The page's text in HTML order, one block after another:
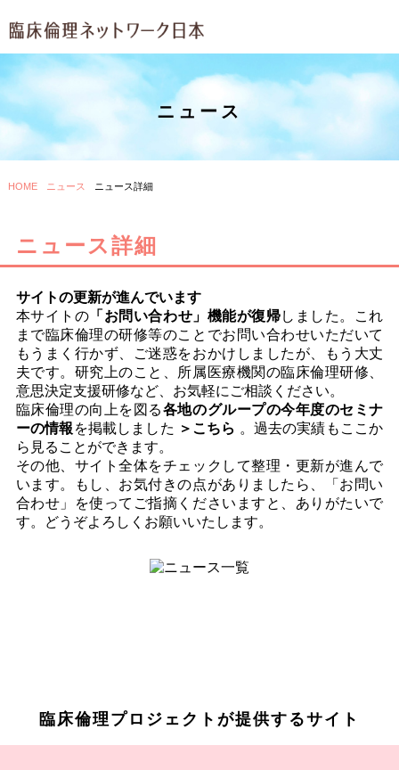
ニュース
HOME ニュース ニュース詳細
ニュース詳細
サイトの更新が進んでいます
本サイトの 「お問い合わせ」機能が復帰しました。これ
まで臨床倫理の研修等のことでお問い合わせいただいて
もうまく行かず、ご迷惑をおかけしましたが、もう大丈
夫です。研究上のこと、所属医療機関の臨床倫理研修、
意思決定支援研修など、お気軽にご相談ください。
臨床倫理の向上を図る各地のグループの今年度のセミナ
ーの情報 を掲載しました ＞ こちら 。過去の実績もここか
ら見ることができます。
その他、サイト全体をチェックして整理・更新が進んで
います。もし、お気付きの点がありましたら、「お問い
合わせ」を使ってご指摘くださいますと、ありがたいで
す。どうぞよろしくお願いいたします。
臨床倫理プロジェクトが提供するサイト